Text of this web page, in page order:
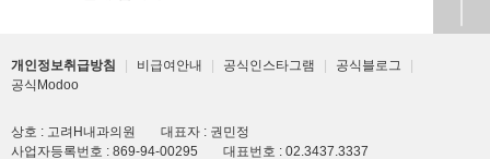
(신용정보의 이용 및 보호에 관한 법률)
방문에 관한 기록 : 3개월 (통신비밀보호법)
개인정보취급방침 | 비급여안내 | 공식인스타그램 | 공식블로그
|
공식Modoo
상호 : 고려H내과의원
대표자 : 권민정
사업자등록번호 : 869-94-00295
대표번호 : 02.3437.3337